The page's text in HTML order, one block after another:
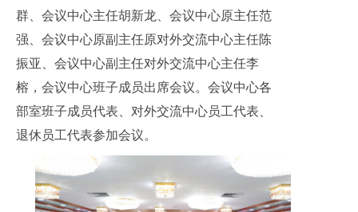
群、会议中心主任胡新龙、会议中心原主任范
强、会议中心原副主任原对外交流中心主任陈
振亚、会议中心副主任对外交流中心主任李
榕，会议中心班子成员出席会议。会议中心各
部室班子成员代表、对外交流中心员工代表、
退休员工代表参加会议。